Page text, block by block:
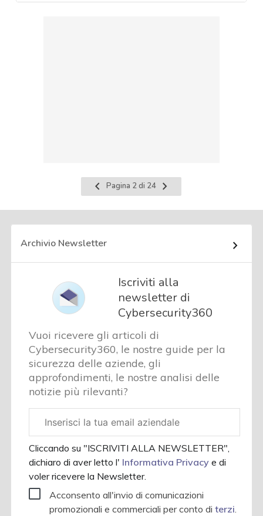
Pagina
precedente
Pagina 2 di 24
Pagina
successiva
Archivio Newsletter
Iscriviti alla
newsletter di
Cybersecurity360
Vuoi ricevere gli articoli di
Cybersecurity360, le nostre guide per la
sicurezza delle aziende, gli
approfondimenti, le nostre analisi delle
notizie più rilevanti?
aziendale
Cliccando su "ISCRIVITI ALLA NEWSLETTER",
dichiaro di aver letto l' Informativa Privacye di
voler ricevere la Newsletter.
Acconsento all'invio di comunicazioni
promozionali e commerciali per conto diterzi.